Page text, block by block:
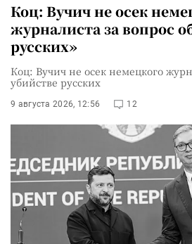
Коц: Вучич не осек
журналиста за вопрос
русских»
Коц: Вучич не осек немецкого
убийстве русских
9 августа 2026, 12:56 12